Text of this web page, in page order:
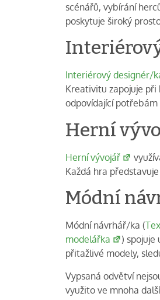
scénářů, vybírání
poskytuje široký
Interiérový designér/
Kreativitu zapojuje
odpovídající
Herní
Herní vývojář
Každá hra
Módní
Módní návrhář/ka (
modelářka
) spojuje
přitažlivé modely,
Vypsaná odvětví
využito ve mnoha